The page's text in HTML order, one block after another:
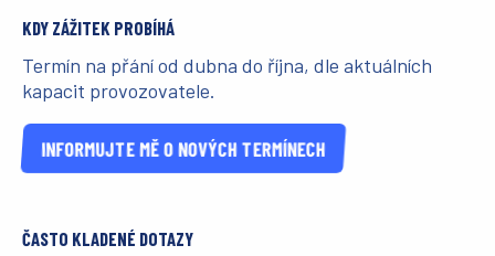
KDY ZÁŽITEK PROBÍHÁ
Termín na přání od dubna do října, dle aktuálních
kapacit provozovatele.
INFORMUJTE MĚ O NOVÝCH TERMÍNECH
ČASTO KLADENÉ DOTAZY